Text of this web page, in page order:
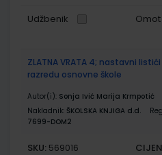
Udžbenik Omot
ZLATNA VRATA 4; nastavni
razredu osnovne škole
Autor(i): Sonja Ivić Marija Krmpotić
Nakladnik: ŠKOLSKA KNJIGA d.d.
7699-DOM2
SKU: 569016